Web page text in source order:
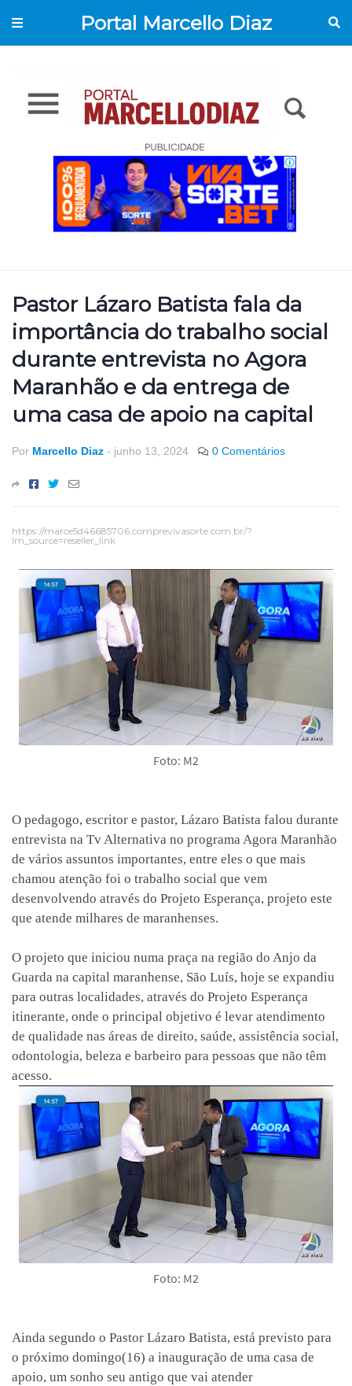
Portal Marcello Diaz
Pastor Lázaro Batista fala da
importância do trabalho social
durante entrevista no Agora
Maranhão e da entrega de
uma casa de apoio na capital
Por Marcello Diaz - junho 13, 2024 0 Comentários
https://marce5d46685706.comprevivasorte.com.br/?
lm_source=reseller_link
Foto: M2
O pedagogo, escritor e pastor, Lázaro Batista falou durante
entrevista na Tv Alternativa no programa Agora Maranhão
de vários assuntos importantes, entre eles o que mais
chamou atenção foi o trabalho social que vem
desenvolvendo através do Projeto Esperança, projeto este
que atende milhares de maranhenses.
O projeto que iniciou numa praça na região do Anjo da
Guarda na capital maranhense, São Luís, hoje se expandiu
para outras localidades, através do Projeto Esperança
itinerante, onde o principal objetivo é levar atendimento
de qualidade nas áreas de direito, saúde, assistência social,
odontologia, beleza e barbeiro para pessoas que não têm
acesso.
Foto: M2
Ainda segundo o Pastor Lázaro Batista, está previsto para
o próximo domingo(16) a inauguração de uma casa de
apoio, um sonho seu antigo que vai atender